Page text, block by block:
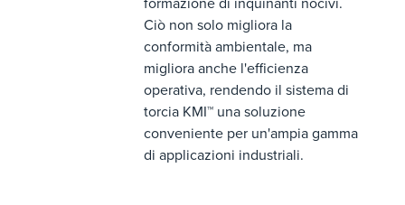
Ciò non solo migliora la
conformità ambientale, ma
migliora anche l'efficienza
operativa, rendendo il sistema di
torcia KMI™ una soluzione
conveniente per un'ampia gamma
di applicazioni industriali.